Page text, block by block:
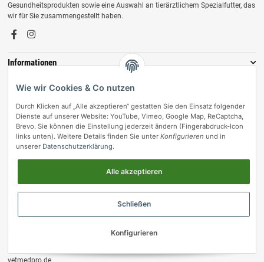
Gesundheitsprodukten sowie eine Auswahl an tierärztlichem Spezialfutter, das
wir für Sie zusammengestellt haben.
Informationen
Zahlungsmöglichkeiten
Vertrag widerrufen
Umsetzung durch Themeart
vetmedpro.de
Wie wir Cookies & Co nutzen
Durch Klicken auf „Alle akzeptieren“ gestatten Sie den Einsatz folgender
Dienste auf unserer Website: YouTube, Vimeo, Google Map, ReCaptcha,
Brevo. Sie können die Einstellung jederzeit ändern (Fingerabdruck-Icon
links unten). Weitere Details finden Sie unter Konfigurieren und in
unserer Datenschutzerklärung.
Alle akzeptieren
Schließen
Konfigurieren